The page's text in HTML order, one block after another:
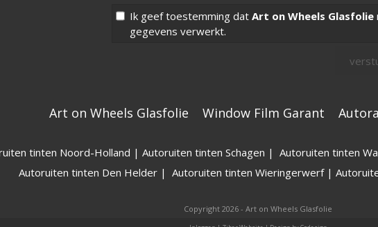
Ik geef toestemming dat Art on Wheels Glasfolie
gegevens verwerkt.
Art on Wheels Glasfolie Window Film Garant
tinten Noord-Holland | Autoruiten tinten Schagen | Autoruiten tinten
Autoruiten tinten Den Helder | Autoruiten tinten Wieringerwerf|
Copyright 2026 - Art on Wheels Glasfolie